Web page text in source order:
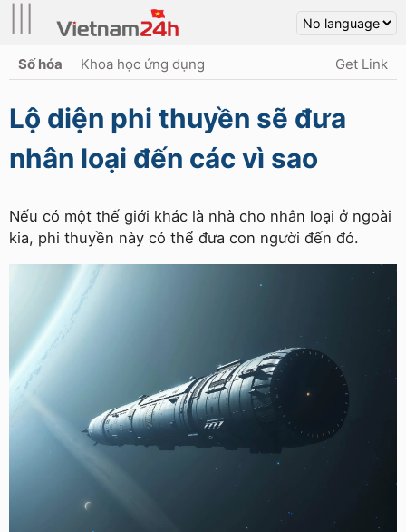
Số hóa Khoa học ứng dụng Get Link
Lộ diện phi thuyền sẽ đưa
nhân loại đến các vì sao
Nếu có một thế giới khác là nhà cho nhân loại ở ngoài
kia, phi thuyền này có thể đưa con người đến đó.